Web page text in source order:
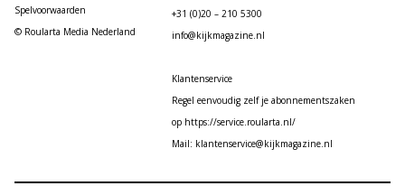
Spelvoorwaarden
© Roularta Media Nederland
+31 (0)20 – 210 5300
info@kijkmagazine.nl
Klantenservice
Regel eenvoudig zelf je abonnementszaken
op https://service.roularta.nl/
Mail: klantenservice@kijkmagazine.nl